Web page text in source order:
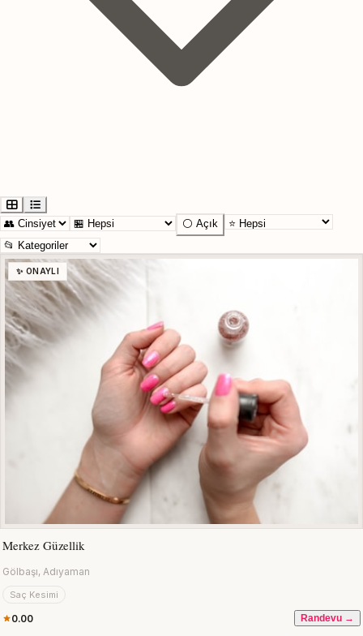
⚪ Açık
✨ ONAYLI
Merkez Güzellik
Gölbaşı, Adıyaman
Saç Kesimi
0.00 Randevu →